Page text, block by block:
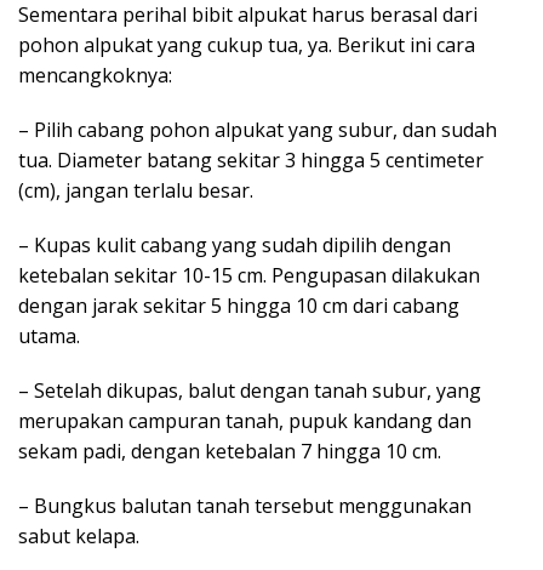
Sementara perihal bibit alpukat harus berasal dari
pohon alpukat yang cukup tua, ya. Berikut ini cara
mencangkoknya:
– Pilih cabang pohon alpukat yang subur, dan sudah
tua. Diameter batang sekitar 3 hingga 5 centimeter
(cm), jangan terlalu besar.
– Kupas kulit cabang yang sudah dipilih dengan
ketebalan sekitar 10-15 cm. Pengupasan dilakukan
dengan jarak sekitar 5 hingga 10 cm dari cabang
utama.
– Setelah dikupas, balut dengan tanah subur, yang
merupakan campuran tanah, pupuk kandang dan
sekam padi, dengan ketebalan 7 hingga 10 cm.
– Bungkus balutan tanah tersebut menggunakan
sabut kelapa.